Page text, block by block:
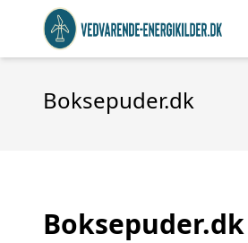
Boksepuder.dk
Boksepuder.dk